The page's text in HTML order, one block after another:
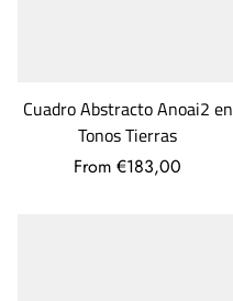
Cuadro Abstracto Anoai2 en
Tonos Tierras
From €183,00